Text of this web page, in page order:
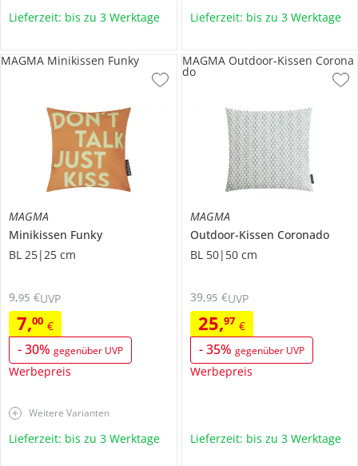
Lieferzeit: bis zu 3 Werktage Lieferzeit: bis zu 3 Werktage
MAGMA
Minikissen Funky
BL 25|25 cm
7,00 €
-30% gegenüber UVP
Werbepreis
9,95 €UVP
MAGMA Minikissen Funky
Weitere Varianten
Lieferzeit: bis zu 3 Werktage
MAGMA
Outdoor-Kissen Coronado
BL 50|50 cm
25,97 €
-35% gegenüber UVP
Werbepreis
39,95 €UVP
MAGMA Outdoor-Kissen Corona
do
Lieferzeit: bis zu 3 Werktage